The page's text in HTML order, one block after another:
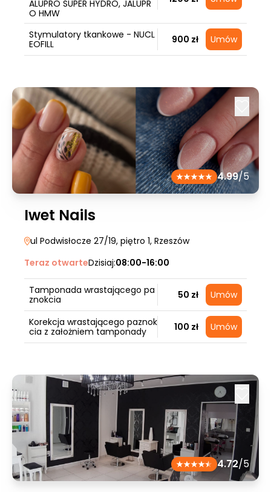
ALUPRO SUPER HYDRO, JALUPR
O HMW
Stymulatory tkankowe - NUCL
EOFILL
900 zł Umów
4.99/5
Iwet Nails
ul Podwisłocze 27/19, piętro 1, Rzeszów
Teraz otwarteDzisiaj:08:00-16:00
Tamponada wrastającego pa
znokcia
50 zł Umów
Korekcja wrastającego paznok
cia z założniem tamponady
100 zł Umów
4.72/5